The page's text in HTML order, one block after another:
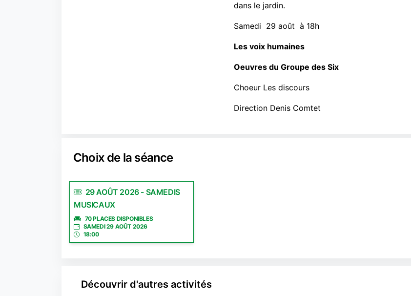
dans le jardin.
Samedi 29 août à 18h
Les voix humaines
Oeuvres du Groupe des Six
Choeur Les discours
Direction Denis Comtet
Choix de la séance
29 AOÛT 2026 - SAMEDIS
MUSICAUX
70 PLACES DISPONIBLES
SAMEDI 29 AOÛT 2026
18:00
Découvrir d'autres activités